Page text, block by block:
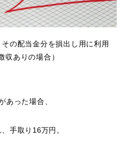
の配当金分を損出し用に利用
収ありの場合）
あった場合、
手取り16万円。